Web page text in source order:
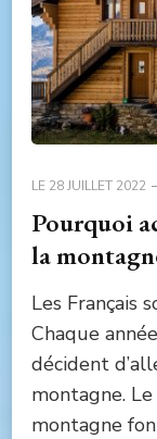
LE 28 JUILLET 2022
Pourquoi
la
Les Français
Chaque
décident
montagne.
montagne